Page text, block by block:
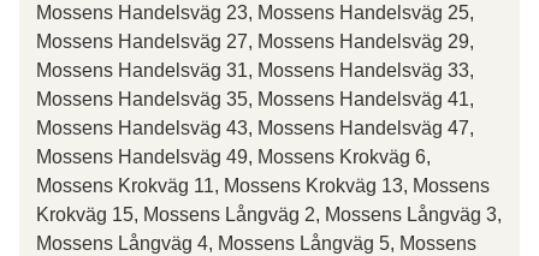
Mossens Handelsväg 23, Mossens Handelsväg 25,
Mossens Handelsväg 27, Mossens Handelsväg 29,
Mossens Handelsväg 31, Mossens Handelsväg 33,
Mossens Handelsväg 35, Mossens Handelsväg 41,
Mossens Handelsväg 43, Mossens Handelsväg 47,
Mossens Handelsväg 49, Mossens Krokväg 6,
Mossens Krokväg 11, Mossens Krokväg 13, Mossens
Krokväg 15, Mossens Långväg 2, Mossens Långväg 3,
Mossens Långväg 4, Mossens Långväg 5, Mossens